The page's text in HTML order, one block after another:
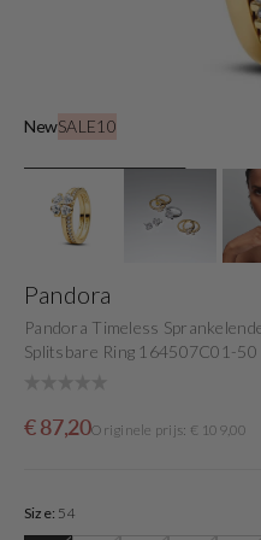
NewSALE10
Pandora
Pandora Timeless
Splitsbare Ring 164507C01-50
Sale
€ 87,20
OrigineleOriginele prijs: € 109,00
Size: 54